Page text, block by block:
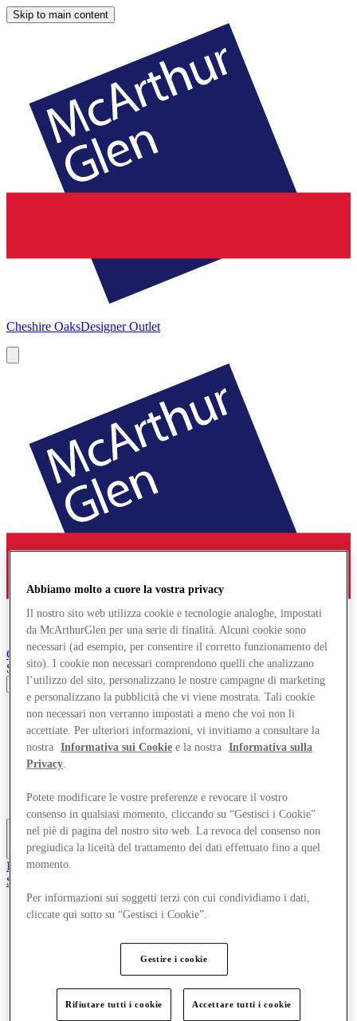
Skip to main content
Cheshire OaksDesigner Outlet
Cheshire OaksDesigner Outlet
Search input
Negozi
Offerte
Pianifica la tua visita
Cosa c'è in programma
Mangia e Bevi
Servizi
Altro
Il Club
Salvata
it
Negozi
Cosa c'è in programma
Gift Card
Servizi
Abbiamo molto a cuore la vostra privacy
Il nostro sito web utilizza cookie e tecnologie analoghe, impostati
da McArthurGlen per una serie di finalità. Alcuni cookie sono
necessari (ad esempio, per consentire il corretto funzionamento del
sito). I cookie non necessari comprendono quelli che analizzano
l’utilizzo del sito, personalizzano le nostre campagne di marketing
e personalizzano la pubblicità che vi viene mostrata. Tali cookie
non necessari non verranno impostati a meno che voi non li
accettiate. Per ulteriori informazioni, vi invitiamo a consultare la
nostra
Informativa sui Cookie e la nostra
Informativa sulla
Privacy.
Potete modificare le vostre preferenze e revocare il vostro
consenso in qualsiasi momento, cliccando su “Gestisci i Cookie”
nel piè di pagina del nostro sito web. La revoca del consenso non
pregiudica la liceità del trattamento dei dati effettuato fino a quel
momento.
Per informazioni sui soggetti terzi con cui condividiamo i dati,
cliccate qui sotto su “Gestisci i Cookie”.
Gestire i cookie
Rifiutare tutti i cookie Accettare tutti i cookie